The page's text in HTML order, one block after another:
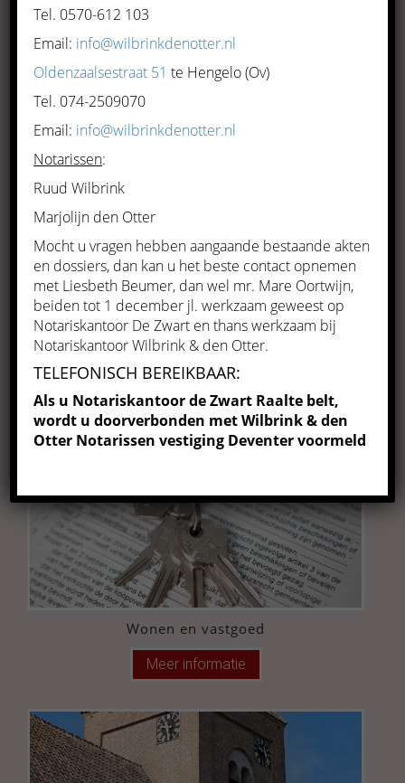
vermogensrecht en onroerend
goed, wij streven altijd naar de
juiste balans tussen uw
wensen en de juridische
Notaris De Zwart is meer dan 30 jaar werkzaam in
De ondernemer
Meer informatie
Wonen en vastgoed
Meer informatie
Tel. 0570-612 103
Email: info@wilbrinkdenotter.nl
Oldenzaalsestraat 51 te Hengelo (Ov)
Tel. 074-2509070
Email: info@wilbrinkdenotter.nl
Notarissen:
Ruud Wilbrink
Marjolijn den Otter
Mocht u vragen hebben aangaande bestaande akten
en dossiers, dan kan u het beste contact opnemen
met Liesbeth Beumer, dan wel mr. Mare Oortwijn,
beiden tot 1 december jl. werkzaam geweest op
Notariskantoor De Zwart en thans werkzaam bij
Notariskantoor Wilbrink & den Otter.
TELEFONISCH BEREIKBAAR:
Als u Notariskantoor de Zwart Raalte belt,
wordt u doorverbonden met Wilbrink & den
Otter Notarissen vestiging Deventer voormeld